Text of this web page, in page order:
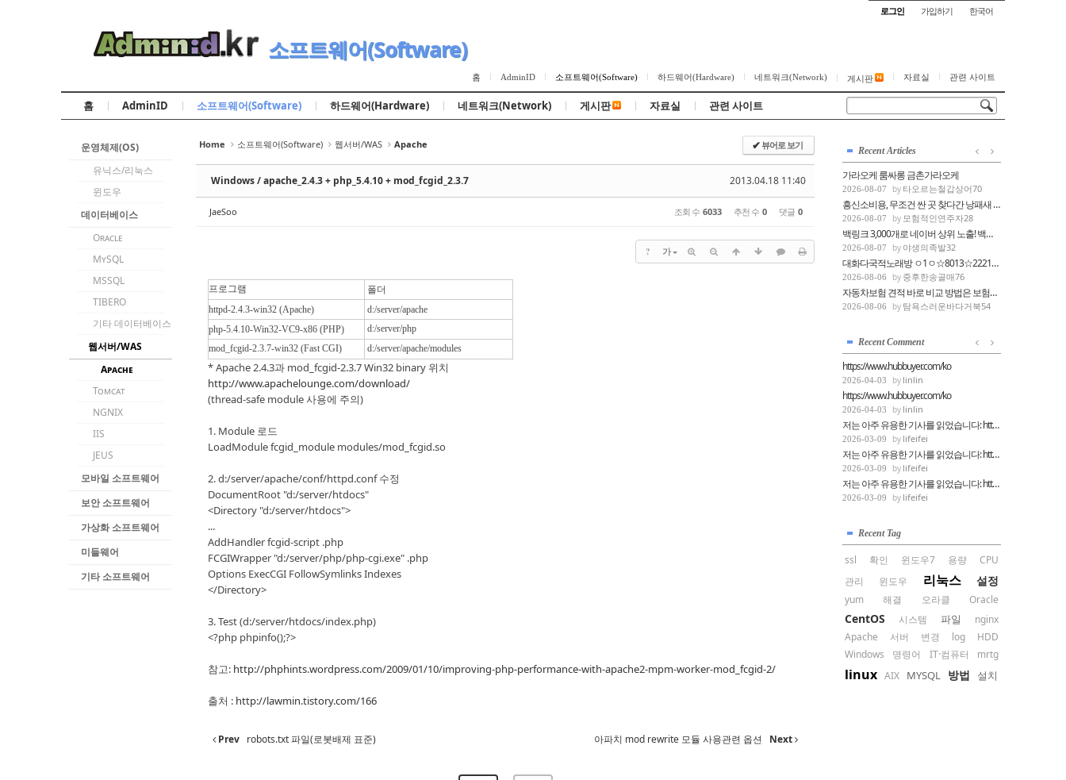
로그인 가입하기 한국어
소프트웨어(Software)
홈 AdminID 소프트웨어(Software) 하드웨어(Hardware) 네트워크(Network) 게시판 자료실 관련 사이트
홈 AdminID 소프트웨어(Software) 하드웨어(Hardware) 네트워크(Network) 게시판 자료실 관련 사이트
운영체제(OS)
유닉스/리눅스
윈도우
데이터베이스
Oracle
MySQL
MSSQL
TIBERO
기타 데이터베이스
웹서버/WAS
Apache
Tomcat
NGNIX
IIS
JEUS
모바일 소프트웨어
보안 소프트웨어
가상화 소프트웨어
미들웨어
기타 소프트웨어
Home 소프트웨어(Software) 웹서버/WAS Apache ✔뷰어로 보기
2013.04.18 11:40
Windows / apache_2.4.3 + php_5.4.10 + mod_fcgid_2.3.7
JaeSoo 조회 수 6033 추천 수 0 댓글 0
? 가
프로그램
폴더
httpd-2.4.3-win32 (Apache)
d:/server/apache
php-5.4.10-Win32-VC9-x86 (PHP)
d:/server/php
mod_fcgid-2.3.7-win32 (Fast CGI)
d:/server/apache/modules
* Apache 2.4.3과 mod_fcgid-2.3.7 Win32 binary 위치
http://www.apachelounge.com/download/
(thread-safe module 사용에 주의)
1. Module 로드
LoadModule fcgid_module modules/mod_fcgid.so
2. d:/server/apache/conf/httpd.conf 수정
DocumentRoot "d:/server/htdocs"
<Directory "d:/server/htdocs">
...
AddHandler fcgid-script .php
FCGIWrapper "d:/server/php/php-cgi.exe" .php
Options ExecCGI FollowSymlinks Indexes
</Directory>
3. Test (d:/server/htdocs/index.php)
<?php phpinfo();?>
참고: http://phphints.wordpress.com/2009/01/10/improving-php-performance-with-apache2-mpm-worker-mod_fcgid-2/
출처 : http://lawmin.tistory.com/166
Prev robots.txt 파일(로봇배제 표준) 아파치 mod rewrite 모듈 사용관련 옵션 Next
Recent Articles
가라오케 룸싸롱 금촌가라오케
2026-08-07 타오르는철갑상어70
흥신소비용, 무조건 싼 곳 찾다간 낭패새 창...
2026-08-07 모험적인연주자28
백링크 3,000개로 네이버 상위 노출! 백링크...
2026-08-07 야생의족발32
대화다국적노래방 ㅇ1ㅇ☆8013☆2221☆ 최신시...
2026-08-06 중후한송골매76
자동차보험 견적 바로 비교 방법은 보험다모...
2026-08-06 탐욕스러운바다거북54
Recent Comment
https://www.hubbuyer.com/ko
2026-04-03 linlin
https://www.hubbuyer.com/ko
2026-04-03 linlin
저는 아주 유용한 기사를 읽었습니다: https...
2026-03-09 lifeifei
저는 아주 유용한 기사를 읽었습니다: https...
2026-03-09 lifeifei
저는 아주 유용한 기사를 읽었습니다: https...
2026-03-09 lifeifei
Recent Tag
ssl 확인 윈도우7 용량
CPU
관리
윈도우 리눅스 설정
yum 해결 오라클 Oracle
CentOS 시스템 파일
nginx
Apache
서버 변경 log
HDD
Windows
명령어 IT·컴퓨터 mrtg
linux AIX MYSQL 방법 설치
Sketchbook5, 스케치북5
Sketchbook5, 스케치북5
Sketchbook5, 스케치북5
Sketchbook5, 스케치북5